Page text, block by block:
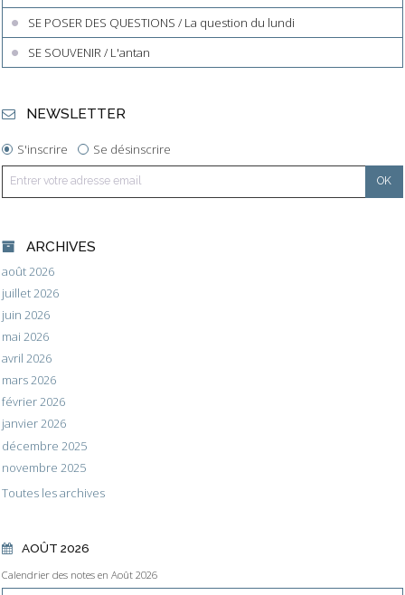
SE POSER DES QUESTIONS / La question du lundi
SE SOUVENIR / L'antan
NEWSLETTER
S'inscrire Se désinscrire
ARCHIVES
août 2026
juillet 2026
juin 2026
mai 2026
avril 2026
mars 2026
février 2026
janvier 2026
décembre 2025
novembre 2025
Toutes les archives
AOÛT 2026
Calendrier des notes en Août 2026